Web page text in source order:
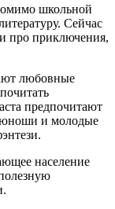
школьной
Сейчас
про приключения,
любовные
предпочитают
юноши и молодые
население